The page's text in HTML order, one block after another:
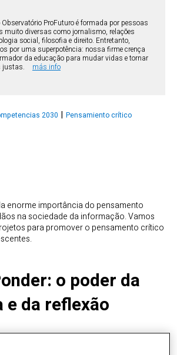
ProFuturo é formada por pessoas
muito diversas como jornalismo, relações
social, filosofia e direito. Entretanto,
por uma superpotência: nossa firme crença
da educação para mudar vidas e tornar
justas.
más info
2030
Pensamiento crítico
enorme importância do pensamento
na sociedade da informação. Vamos
para promover o pensamento crítico
o poder da
e da reflexão